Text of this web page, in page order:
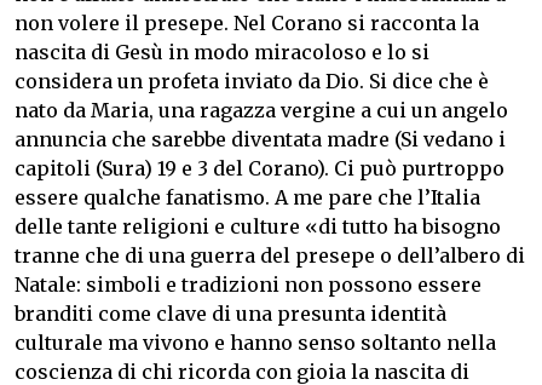
non volere il presepe. Nel Corano si racconta la
nascita di Gesù in modo miracoloso e lo si
considera un profeta inviato da Dio. Si dice che è
nato da Maria, una ragazza vergine a cui un angelo
annuncia che sarebbe diventata madre (Si vedano i
capitoli (Sura) 19 e 3 del Corano). Ci può purtroppo
essere qualche fanatismo. A me pare che l’Italia
delle tante religioni e culture «di tutto ha bisogno
tranne che di una guerra del presepe o dell’albero di
Natale: simboli e tradizioni non possono essere
branditi come clave di una presunta identità
culturale ma vivono e hanno senso soltanto nella
coscienza di chi ricorda con gioia la nascita di